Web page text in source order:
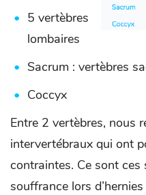
5 vertèbres
lombaires
Sacrum : vertèbres
Coccyx
Entre 2 vertèbres, nous
intervertébraux qui ont
contraintes. Ce sont
souffrance lors